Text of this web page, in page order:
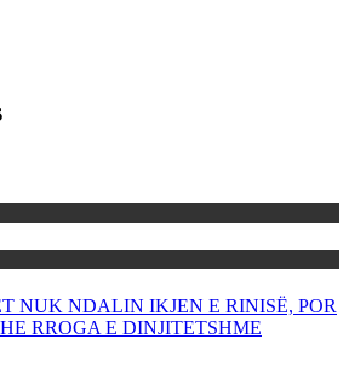
NUK NDALIN IKJEN E RINISË, POR
RROGA E DINJITETSHME